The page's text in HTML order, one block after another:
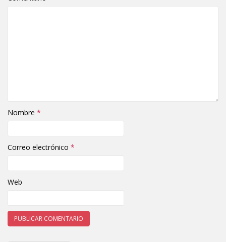
Nombre *
Correo electrónico *
Web